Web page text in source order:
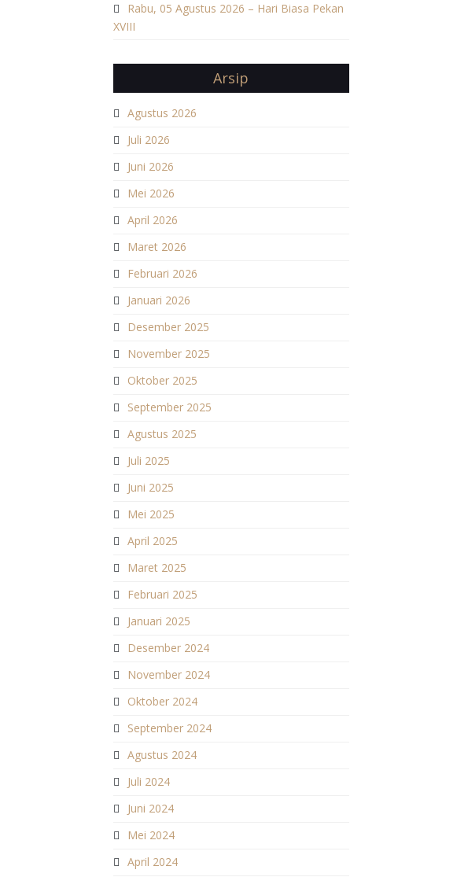
Rabu, 05 Agustus 2026 – Hari Biasa Pekan
XVIII
Arsip
Agustus 2026
Juli 2026
Juni 2026
Mei 2026
April 2026
Maret 2026
Februari 2026
Januari 2026
Desember 2025
November 2025
Oktober 2025
September 2025
Agustus 2025
Juli 2025
Juni 2025
Mei 2025
April 2025
Maret 2025
Februari 2025
Januari 2025
Desember 2024
November 2024
Oktober 2024
September 2024
Agustus 2024
Juli 2024
Juni 2024
Mei 2024
April 2024